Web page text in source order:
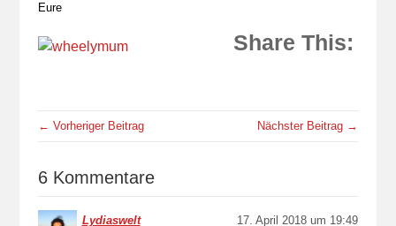
Eure
Share This:
← Vorheriger Beitrag Nächster Beitrag →
6 Kommentare
Lydiaswelt 17. April 2018 um 19:49